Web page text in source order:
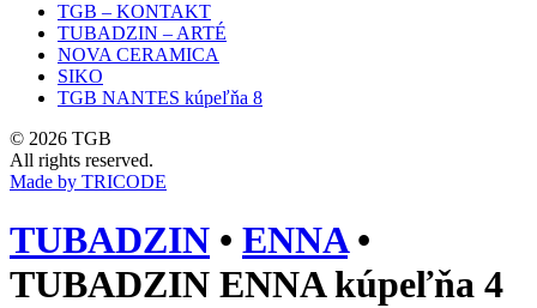
TGB – KONTAKT
TUBADZIN – ARTÉ
NOVA CERAMICA
SIKO
TGB NANTES kúpeľňa 8
© 2026 TGB
All rights reserved.
Made by TRICODE
TUBADZIN • ENNA•
TUBADZIN ENNA kúpeľňa 4